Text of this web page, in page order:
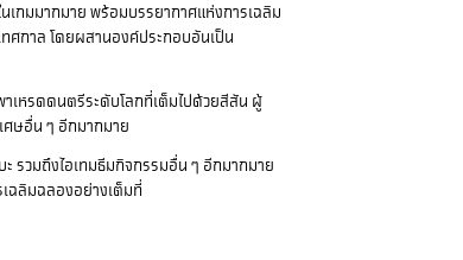
กมมากมาย พร้อมบรรยากาศแห่งการเฉลิม
ศกาล โดยผสานองค์ประกอบอันเป็น
เหรดดนตรีระดับโลกที่เต็มไปด้วยสีสัน ผู้
ศษอื่น ๆ อีกมากมาย
รวมถึงไอเทมธีมกิจกรรมอื่น ๆ อีกมากมาย
ฉลิมฉลองอย่างเต็มที่